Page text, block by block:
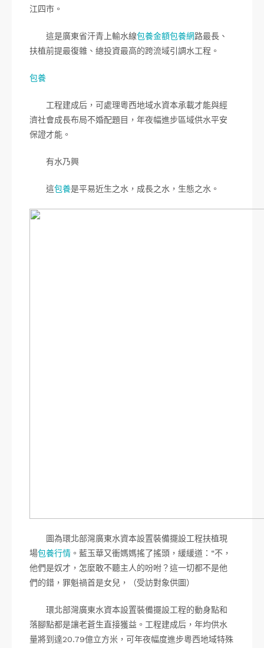
江四市。
這是廣東省汗青上輸水線包養金額包養網路最長、
扶植前提最復雜、總投資最高的跨流域引調水工程。
包養
工程建成后，可處理粵西地域水資本承載才能與經
濟社會成長布局不婚配題目，年夜幅進步區域供水平安
保證才能。
有水乃興
這包養是平易近生之水，成長之水，生態之水。
圖為環北部灣廣東水資本設置裝備擺設工程扶植現
場包養行情 。藍玉華又衝媽媽搖了搖頭，緩緩道：“不，
他們是奴才，怎麼敢不聽主人的吩咐？這一切都不是他
們的錯，罪魁禍首是女兒，（受訪對象供圖）
環北部灣廣東水資本設置裝備擺設工程的動身點和
落腳點都是讓老蒼生直接獲益。工程建成后，年均供水
量將到達20.79億立方米，可年夜幅度進步粵西地域特殊